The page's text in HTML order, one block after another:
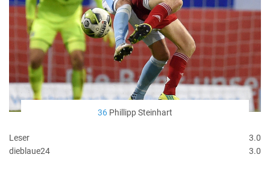
36 Phillipp Steinhart
Leser
3.0
dieblaue24
3.0